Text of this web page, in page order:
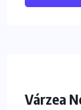
Várzea